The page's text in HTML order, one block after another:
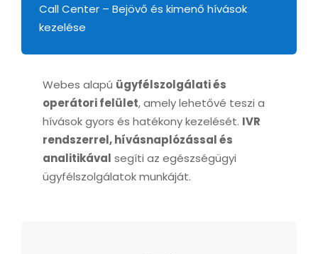
Call Center – Bejövő és kimenő hívások
kezelése
Webes alapú ügyfélszolgálati és
operátori felület, amely lehetővé teszi a
hívások gyors és hatékony kezelését. IVR
rendszerrel, hívásnaplózással és
analitikával segíti az egészségügyi
ügyfélszolgálatok munkáját.